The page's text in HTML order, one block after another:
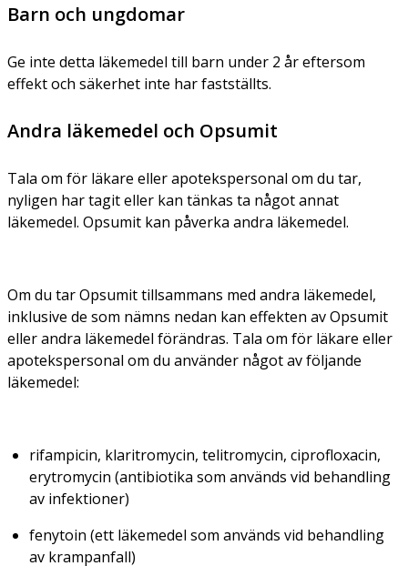
Barn och ungdomar
Ge inte detta läkemedel till barn under 2 år eftersom
effekt och säkerhet inte har fastställts.
Andra läkemedel och Opsumit
Tala om för läkare eller apotekspersonal om du tar,
nyligen har tagit eller kan tänkas ta något annat
läkemedel. Opsumit kan påverka andra läkemedel.
Om du tar Opsumit tillsammans med andra läkemedel,
inklusive de som nämns nedan kan effekten av Opsumit
eller andra läkemedel förändras. Tala om för läkare eller
apotekspersonal om du använder något av följande
läkemedel:
rifampicin, klaritromycin, telitromycin, ciprofloxacin,
erytromycin (antibiotika som används vid behandling
av infektioner)
fenytoin (ett läkemedel som används vid behandling
av krampanfall)